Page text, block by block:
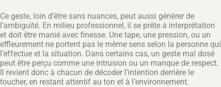
Ce geste, loin d’être sans nuances, peut aussi générer de
l’ambiguïté. En milieu professionnel, il se prête à interprétation
et doit être manié avec finesse. Une tape, une pression, ou un
effleurement ne portent pas le même sens selon la personne qui
l’effectue et la situation. Dans certains cas, un geste mal dosé
peut être perçu comme une intrusion ou un manque de respect.
Il revient donc à chacun de décoder l’intention derrière le
toucher, en restant attentif au ton et à l’environnement.